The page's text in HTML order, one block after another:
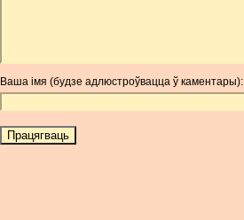
Ваша імя (будзе адлюстроўвацца ў каментары):